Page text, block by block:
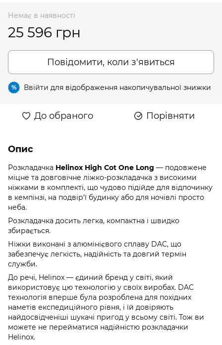
Немає в наявності
25 596 грн
Повідомити, коли з'явиться
% Ввійти для відображення накопичувальної знижки
До обраного Порівняти
Опис
Розкладачка Helinox High Cot One Long — подовжене
міцне та довговічне ліжко-розкладачка з високими
ніжками в комплекті, що чудово підійде для відпочинку
в кемпінзі, на подвір'ї будинку або для ночівлі просто
неба.
Розкладачка досить легка, компактна і швидко
збирається.
Ніжки виконані з алюмінієвого сплаву DAC, що
забезпечує легкість, надійність та довгий термін
служби.
До речі, Helinox — єдиний бренд у світі, який
використовує цю технологію у своїх виробах. DAC
технологія вперше була розроблена для похідних
наметів експедиційного рівня, і їй довіряють
найдосвідченіші шукачі пригод у всьому світі. Тож ви
можете не перейматися надійністю розкладачки
Helinox.